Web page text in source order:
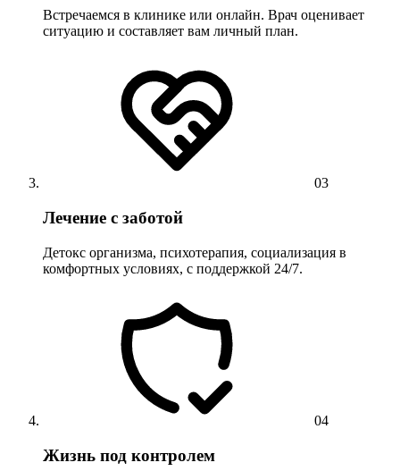
Встречаемся в клинике или онлайн. Врач оценивает
ситуацию и составляет вам личный план.
03
Лечение с заботой
Детокс организма, психотерапия, социализация в
комфортных условиях, с поддержкой 24/7.
04
Жизнь под контролем